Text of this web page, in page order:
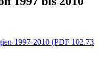
1997-2010 (PDF 102.73